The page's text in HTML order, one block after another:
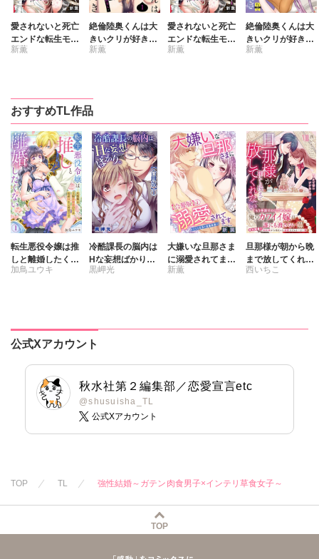
愛されないと死亡
エンドな転生モブ
ですが、一番避け
版】
新薫
絶倫陸奥くんは大
きいクリが好き～
褐色男子に溺愛さ
新薫
愛されないと死亡
エンドな転生モブ
ですが、一番避け
新薫
絶倫陸奥くんは大
きいクリが好き
【単行本版】～褐
新薫
おすすめTL作品
転生悪役令嬢は推
しと離婚したくな
い 旦那様は夫婦
加鳥ユウキ
冷酷課長の脳内は
Hな妄想ばかり。
【合冊版】
黒岬光
大嫌いな旦那さま
に溺愛されてます
～ドSな社長と政
新薫
旦那様が朝から晩
まで放してくれな
いⅧ エッチで甘い
西いちこ
公式Xアカウント
秋水社第２編集部／恋愛宣言etc
@shusuisha_TL
公式Xアカウント
TOP TL 強性結婚～ガテン肉食男子×インテリ草食女子～
TOP